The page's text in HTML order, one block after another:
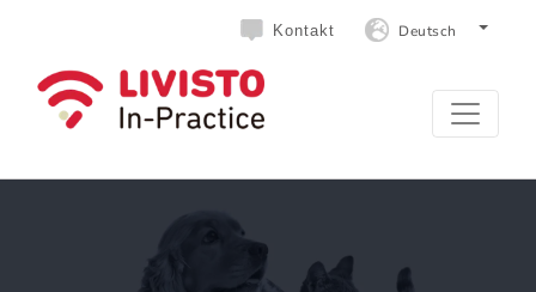
Kontakt Deutsch